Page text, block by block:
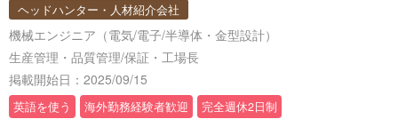
ヘッドハンター・人材紹介会社
機械エンジニア（電気/電子/半導体・金型設計）
生産管理・品質管理/保証・工場長
掲載開始日：2025/09/15
英語を使う 海外勤務経験者歓迎 完全週休2日制